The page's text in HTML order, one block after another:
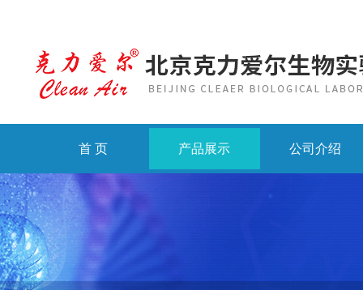
首 页 产品展示 公司介绍